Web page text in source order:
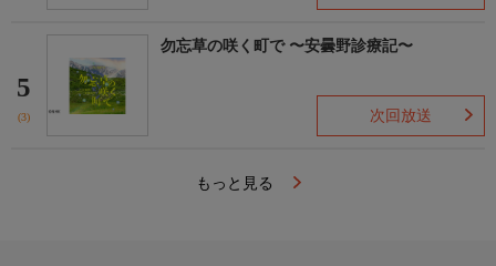
5
(3)
勿忘草の咲く町で 〜安曇野診療記〜
次回放送
もっと見る